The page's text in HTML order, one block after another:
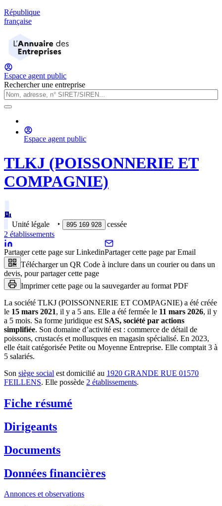
République
française
Espace agent public
Rechercher une entreprise
Espace agent public
TLKJ (POISSONNERIE ET
COMPAGNIE)
Unité légale ‣ 895 169 928
cessée
2 établissements
Partager cette page sur LinkedinPartager cette page par Email
Télécharger un QR Code à inclure dans un courier ou dans un
devis, pour partager cette page
Imprimer cette page ou la sauvegarder au format PDF
La société TLKJ (POISSONNERIE ET COMPAGNIE) a été créée
le 15 mars 2021, il y a 5 ans. Elle a été fermée le 11 mars 2026, il y
a 5 mois. Sa forme juridique est SAS, société par actions
simplifiée. Son domaine d’activité est : commerce de détail de
poissons, crustacés et mollusques en magasin spécialisé. En 2023,
elle était catégorisée Petite ou Moyenne Entreprise. Elle comptait 3 à
5 salariés.
Son siège social est domicilié au 1920 GRANDE RUE 01570
FEILLENS. Elle possède 2 établissements.
Fiche résumé
Dirigeants
Documents
Données financières
Annonces et observations